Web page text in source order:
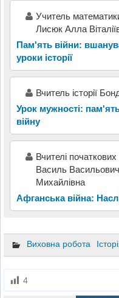
Учитель
Лисюк Алла
Пам'ять війни:
уроки історії
Вчитель історії
Урок мужності:
війну
Вчителі
Василь
Михайлівна
Афганська війна:
Виховна робота
4